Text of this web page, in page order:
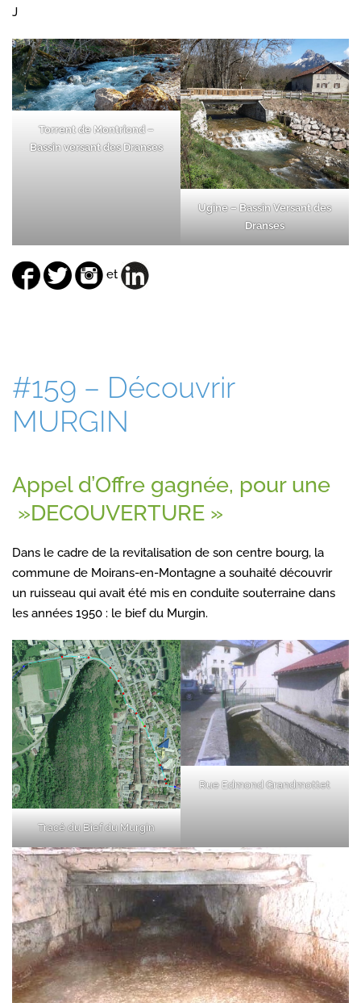
J
Torrent de Montriond –
Bassin versant des Dranses
Ugine – Bassin Versant des
Dranses
et
#159 – Découvrir
MURGIN
Appel d’Offre gagnée, pour une
»DECOUVERTURE »
Dans le cadre de la revitalisation de son centre bourg, la
commune de Moirans-en-Montagne a souhaité découvrir
un ruisseau qui avait été mis en conduite souterraine dans
les années 1950 : le bief du Murgin.
Tracé du Bief du Murgin
Rue Edmond Grandmottet